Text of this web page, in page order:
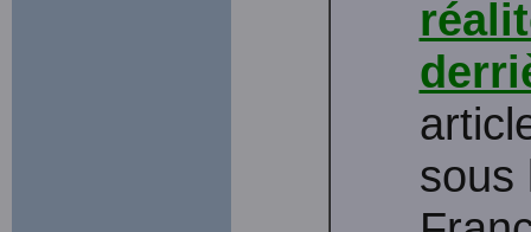
sous